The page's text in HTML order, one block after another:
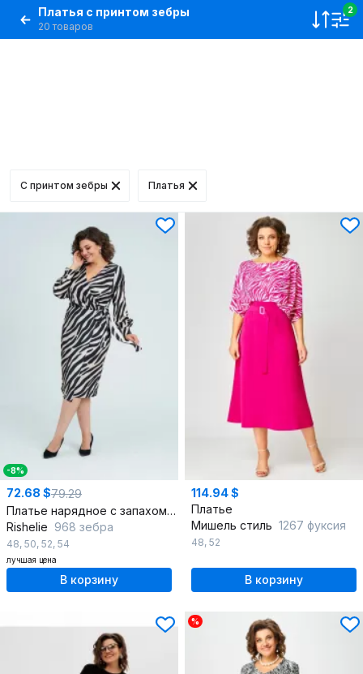
Платья с принтом зебры
20 товаров
2
С принтом зебры Платья
-8%
72.68 $79.29
Платье нарядное с запахом и коротким рукавом из текстиля
Rishelie 968 зебра
48, 50, 52, 54
лучшая цена
В корзину
114.94 $
Платье
Мишель стиль 1267 фуксия
48, 52
В корзину
%